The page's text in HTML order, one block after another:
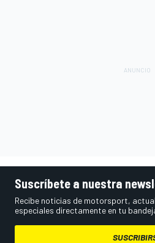
Suscríbete a nuestra
Recibe noticias de motorsport,
especiales directamente en tu